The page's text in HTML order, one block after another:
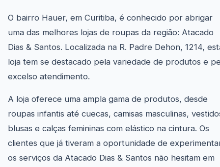
O bairro Hauer, em Curitiba, é conhecido por abrigar
uma das melhores lojas de roupas da região: Atacado
Dias & Santos. Localizada na R. Padre Dehon, 1214,
loja tem se destacado pela variedade de produtos e
excelso atendimento.
A loja oferece uma ampla gama de produtos, desde
roupas infantis até cuecas, camisas masculinas,
blusas e calças femininas com elástico na cintura. Os
clientes que já tiveram a oportunidade de
os serviços da Atacado Dias & Santos não hesitam em